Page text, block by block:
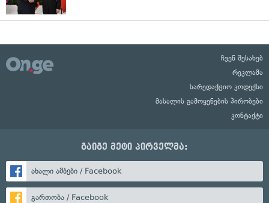
ჩვენ შესახებ
რეკლამა
სარედაქციო კოდექსი
მასალის გამოყენების პირობები
კონტაქტი
გაიგე მეტი პირველმა:
ახალი ამბები / Facebook
გართობა / Facebook